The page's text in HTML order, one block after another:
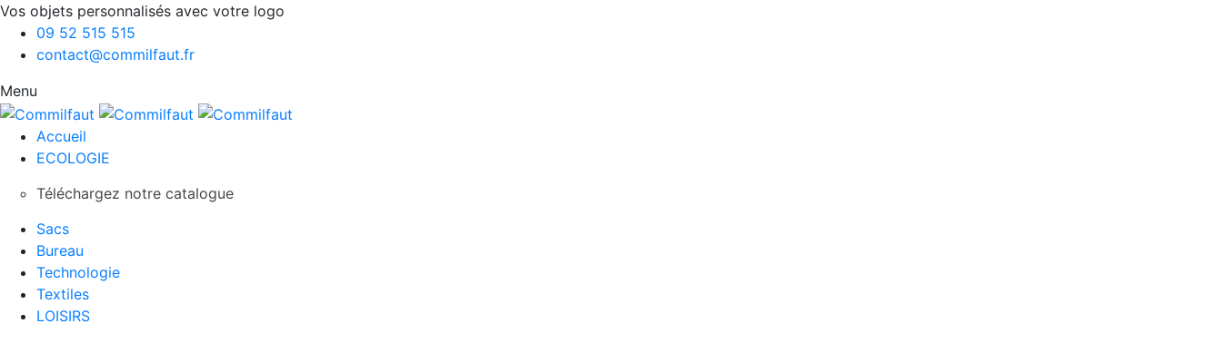
Vos objets personnalisés avec votre logo
09 52 515 515
contact@commilfaut.fr
Menu
Accueil
ECOLOGIE
Téléchargez notre catalogue
Sacs
Bureau
Technologie
Textiles
LOISIRS